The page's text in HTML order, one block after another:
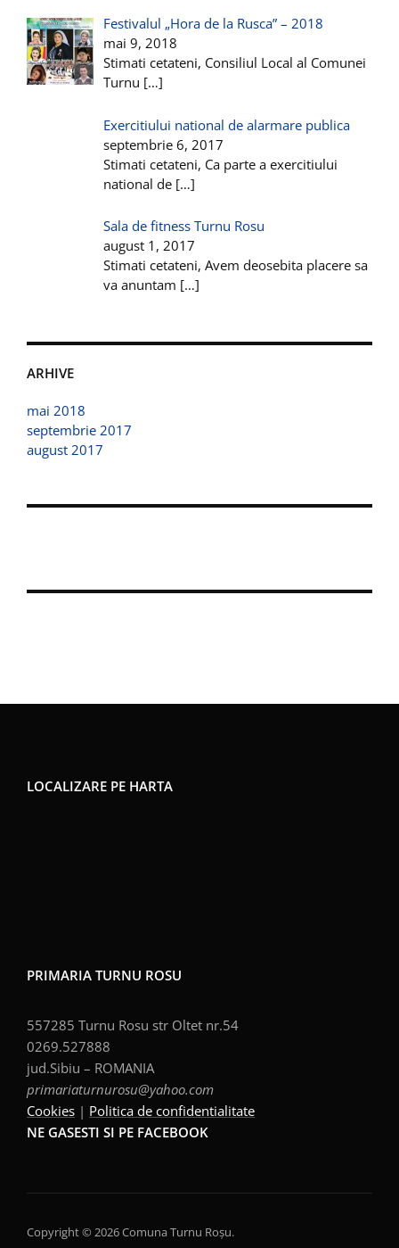
Festivalul „Hora de la Rusca” – 2018
mai 9, 2018
Stimati cetateni, Consiliul Local al Comunei
Turnu […]
Exercitiului national de alarmare publica
septembrie 6, 2017
Stimati cetateni, Ca parte a exercitiului
national de […]
Sala de fitness Turnu Rosu
august 1, 2017
Stimati cetateni, Avem deosebita placere sa
va anuntam […]
ARHIVE
mai 2018
septembrie 2017
august 2017
LOCALIZARE PE HARTA
PRIMARIA TURNU ROSU
557285 Turnu Rosu str Oltet nr.54
0269.527888
jud.Sibiu – ROMANIA
primariaturnurosu@yahoo.com
Cookies | Politica de confidentialitate
NE GASESTI SI PE FACEBOOK
Copyright © 2026 Comuna Turnu Roșu.